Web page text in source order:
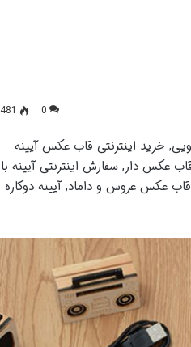
0
481
خرید اینترنتی قاب عکس آیینه
عکس دار, سفارش اینترنتی آیینه با
عکس عروس و داماد, آیینه دوکاره